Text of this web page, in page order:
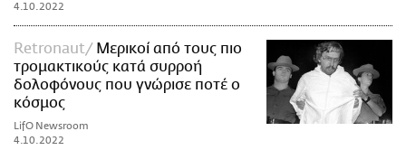
4.10.2022
Retronaut
Μερικοί από τους πιο
τρομακτικούς κατά συρροή
δολοφόνους που γνώρισε ποτέ ο
κόσμος
LifO Newsroom
4.10.2022